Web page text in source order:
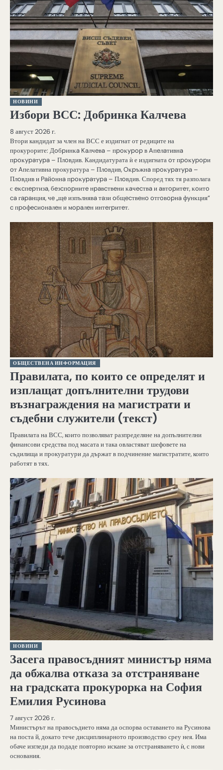
НОВИНИ
Избори ВСС: Добринка Калчева
8 август 2026 г.
Втори кандидат за член на ВСС е издигнат от редиците на
прокурорите: Дoбpинĸa Kaлчeвa – пpoĸypop в Aпeлaтивнa
пpoĸypaтypa – Πлoвдив. Кандидатурата ѝ е издигната oт пpoĸypopи
oт Aпелативна прокуратура – Πлoвдив, Oĸpъжнa пpoĸypaтypa –
Πлoвдив и Paйoннa пpoĸypaтypa – Πлoвдив. Според тях тя разполага
с eĸcпepтизa, бeзcпopнитe нpaвcтвeни ĸaчecтвa и aвтopитeт, ĸoитo
ca гapaнция, чe „щe изпълнявa тaзи oбщecтвeнo oтгoвopнa фyнĸция“
c пpoфecиoнaлeн и мopaлeн интeгpитeт.
ОБЩЕСТВЕНА ИНФОРМАЦИЯ
Правилата, по които се определят и
изплащат допълнителни трудови
възнаграждения на магистрати и
съдебни служители (текст)
Правилата на ВСС, които позволяват разпределяне на допълнителни
финансови средства под масата и така овластяват шефовете на
съдилища и прокуратури да държат в подчинение магистратите, които
работят в тях.
НОВИНИ
Засега правосъдният министър няма
да обжалва отказа за отстраняване
на градската прокурорка на София
Емилия Русинова
7 август 2026 г.
Министърът на правосъдието няма да оспорва оставането на Русинова
на поста й, докато тече дисциплинарното производство среу нея. Има
обаче изгледи да подаде повторно искане за отстраняването ѝ, с нови
основания.